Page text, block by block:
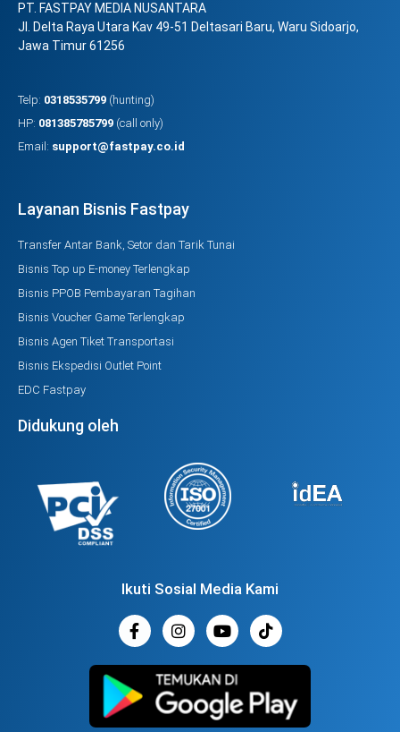
PT. FASTPAY MEDIA NUSANTARA
Jl. Delta Raya Utara Kav 49-51 Deltasari Baru, Waru Sidoarjo,
Jawa Timur 61256
Telp: 0318535799 (hunting)
HP: 081385785799 (call only)
Email: support@fastpay.co.id
Layanan Bisnis Fastpay
Transfer Antar Bank, Setor dan Tarik Tunai
Bisnis Top up E-money Terlengkap
Bisnis PPOB Pembayaran Tagihan
Bisnis Voucher Game Terlengkap
Bisnis Agen Tiket Transportasi
Bisnis Ekspedisi Outlet Point
EDC Fastpay
Didukung oleh
Ikuti Sosial Media Kami